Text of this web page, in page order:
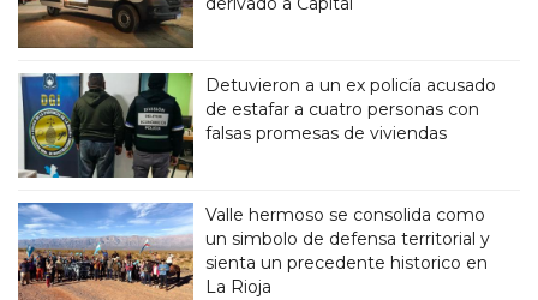
Detuvieron a un ex policía acusado
de estafar a cuatro personas con
falsas promesas de viviendas
Valle hermoso se consolida como
un simbolo de defensa territorial y
sienta un precedente historico en
La Rioja